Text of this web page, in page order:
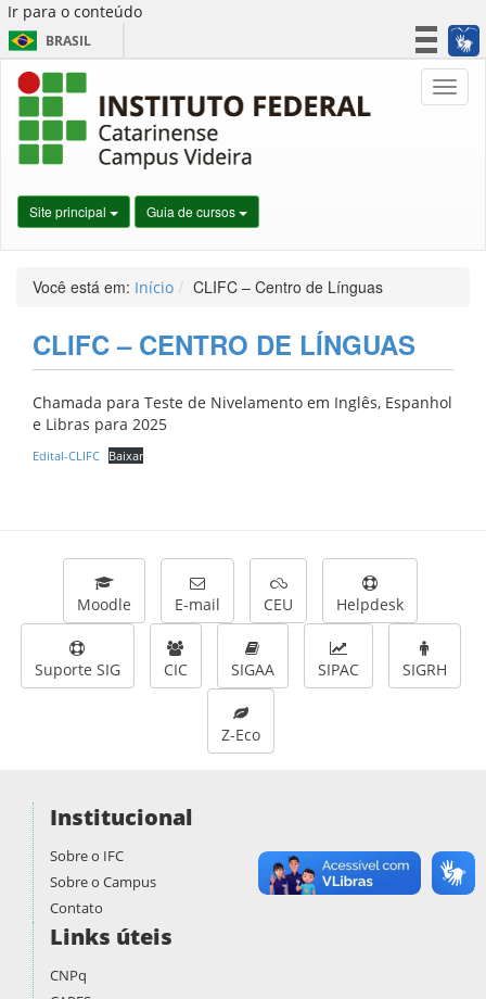
Ir para o conteúdo
BRASIL
Simplifique!
Site principal Guia de cursos
Você está em: Início CLIFC – Centro de Línguas
CLIFC – CENTRO DE LÍNGUAS
Chamada para Teste de Nivelamento em Inglês, Espanhol
e Libras para 2025
Edital-CLIFC Baixar
Moodle E-mail CEU Helpdesk
Suporte SIG CIC SIGAA SIPAC SIGRH
Z-Eco
Institucional
Sobre o IFC
Sobre o Campus
Contato
Links úteis
CNPq